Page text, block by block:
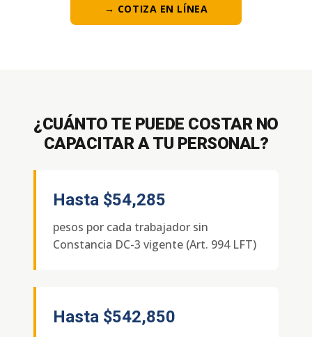
→ COTIZA EN LÍNEA
¿CUÁNTO TE PUEDE COSTAR NO
CAPACITAR A TU PERSONAL?
Hasta $54,285
pesos por cada trabajador sin
Constancia DC-3 vigente (Art. 994 LFT)
Hasta $542,850